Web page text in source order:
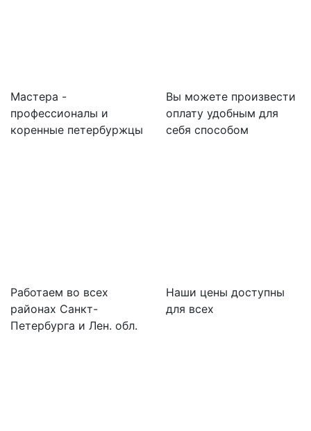
Мастера -
профессионалы и
коренные петербуржцы
Вы можете произвести
оплату удобным для
себя способом
Работаем во всех
районах Санкт-
Петербурга и Лен. обл.
Наши цены доступны
для всех